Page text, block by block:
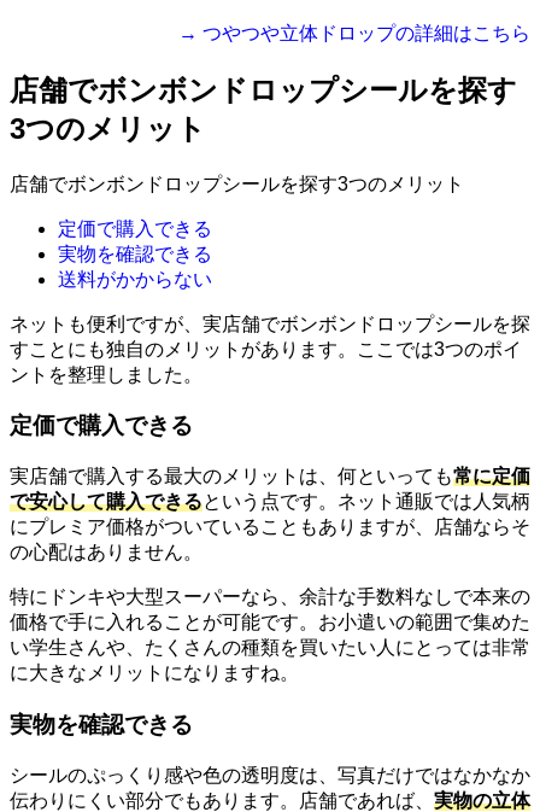
→ つやつや立体ドロップの詳細はこちら
店舗でボンボンドロップシールを探す
3つのメリット
店舗でボンボンドロップシールを探す3つのメリット
定価で購入できる
実物を確認できる
送料がかからない
ネットも便利ですが、実店舗でボンボンドロップシールを探
すことにも独自のメリットがあります。ここでは3つのポイ
ントを整理しました。
定価で購入できる
実店舗で購入する最大のメリットは、何といっても常に定価
で安心して購入できるという点です。ネット通販では人気柄
にプレミア価格がついていることもありますが、店舗ならそ
の心配はありません。
特にドンキや大型スーパーなら、余計な手数料なしで本来の
価格で手に入れることが可能です。お小遣いの範囲で集めた
い学生さんや、たくさんの種類を買いたい人にとっては非常
に大きなメリットになりますね。
実物を確認できる
シールのぷっくり感や色の透明度は、写真だけではなかなか
伝わりにくい部分でもあります。店舗であれば、 実物の立体